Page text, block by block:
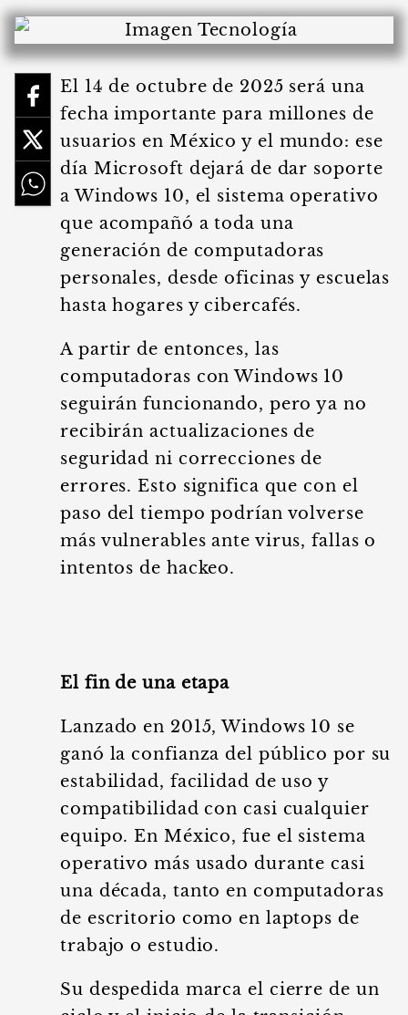
El 14 de octubre de 2025 será una
fecha importante para millones de
usuarios en México y el mundo: ese
día Microsoft dejará de dar soporte
a Windows 10, el sistema operativo
que acompañó a toda una
generación de computadoras
personales, desde oficinas y escuelas
hasta hogares y cibercafés.
A partir de entonces, las
computadoras con Windows 10
seguirán funcionando, pero ya no
recibirán actualizaciones de
seguridad ni correcciones de
errores. Esto significa que con el
paso del tiempo podrían volverse
más vulnerables ante virus, fallas o
intentos de hackeo.
El fin de una etapa
Lanzado en 2015, Windows 10 se
ganó la confianza del público por su
estabilidad, facilidad de uso y
compatibilidad con casi cualquier
equipo. En México, fue el sistema
operativo más usado durante casi
una década, tanto en computadoras
de escritorio como en laptops de
trabajo o estudio.
Su despedida marca el cierre de un